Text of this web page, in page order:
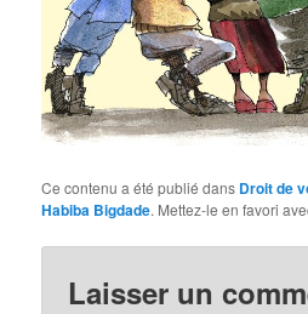
Ce contenu a été publié dans Droit de
Habiba Bigdade. Mettez-le en favori
Laisser un